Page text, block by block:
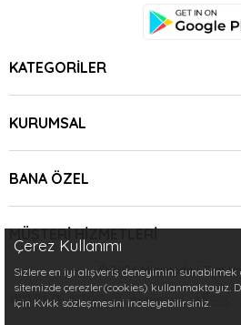
KATEGORİLER
KURUMSAL
BANA ÖZEL
MÜŞTERİ HİZMETLERİ
© 2024 Minimoda | Tüm
Çerez Kullanımı
Sizlere en iyi alışveriş deneyimini sunabilmek
sitemizde çerezler(cookies) kullanmaktayız.
için Kvkk sözleşmesini inceleyebilirsiniz.